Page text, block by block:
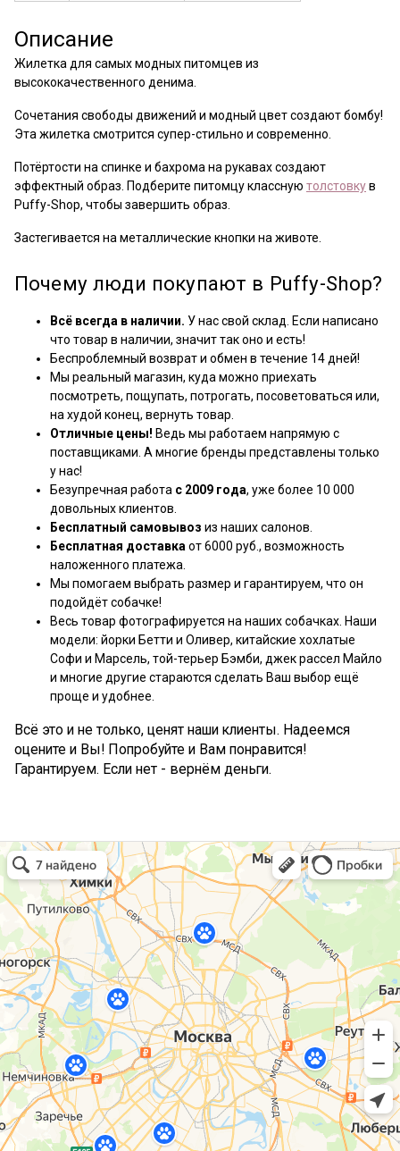
Описание
Жилетка для самых модных питомцев из
высококачественного денима.
Сочетания свободы движений и модный цвет создают бомбу!
Эта жилетка смотрится супер-стильно и современно.
Потёртости на спинке и бахрома на рукавах создают
эффектный образ. Подберите питомцу классную толстовкув
Puffy-Shop, чтобы завершить образ.
Застегивается на металлические кнопки на животе.
Почему люди покупают в Puffy-Shop?
Всё всегда в наличии. У нас свой склад. Если написано
что товар в наличии, значит так оно и есть!
Беспроблемный возврат и обмен в течение 14 дней!
Мы реальный магазин, куда можно приехать
посмотреть, пощупать, потрогать, посоветоваться или,
на худой конец, вернуть товар.
Отличные цены! Ведь мы работаем напрямую с
поставщиками. А многие бренды представлены только
у нас!
Безупречная работа с 2009 года, уже более 10 000
довольных клиентов.
Бесплатный самовывоз из наших салонов.
Бесплатная доставка от 6000 руб., возможность
наложенного платежа.
Мы помогаем выбрать размер и гарантируем, что он
подойдёт собачке!
Весь товар фотографируется на наших собачках. Наши
модели: йорки Бетти и Оливер, китайские хохлатые
Софи и Марсель, той-терьер Бэмби, джек рассел Майло
и многие другие стараются сделать Ваш выбор ещё
проще и удобнее.
Всё это и не только, ценят наши клиенты. Надеемся
оцените и Вы! Попробуйте и Вам понравится!
Гарантируем. Если нет - вернём деньги.